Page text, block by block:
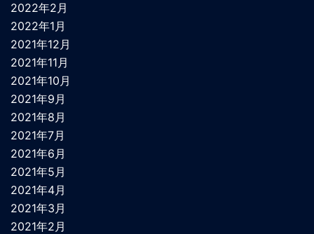
2022年2月
2022年1月
2021年12月
2021年11月
2021年10月
2021年9月
2021年8月
2021年7月
2021年6月
2021年5月
2021年4月
2021年3月
2021年2月